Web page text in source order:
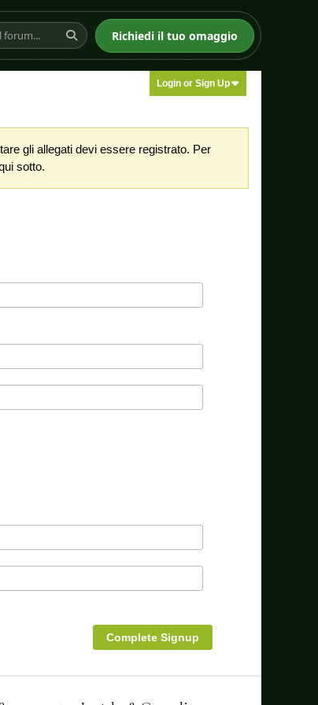
Richiedi il tuo omaggio
Login or Sign Up
gli allegati devi essere registrato. Per
sotto.
Complete Signup